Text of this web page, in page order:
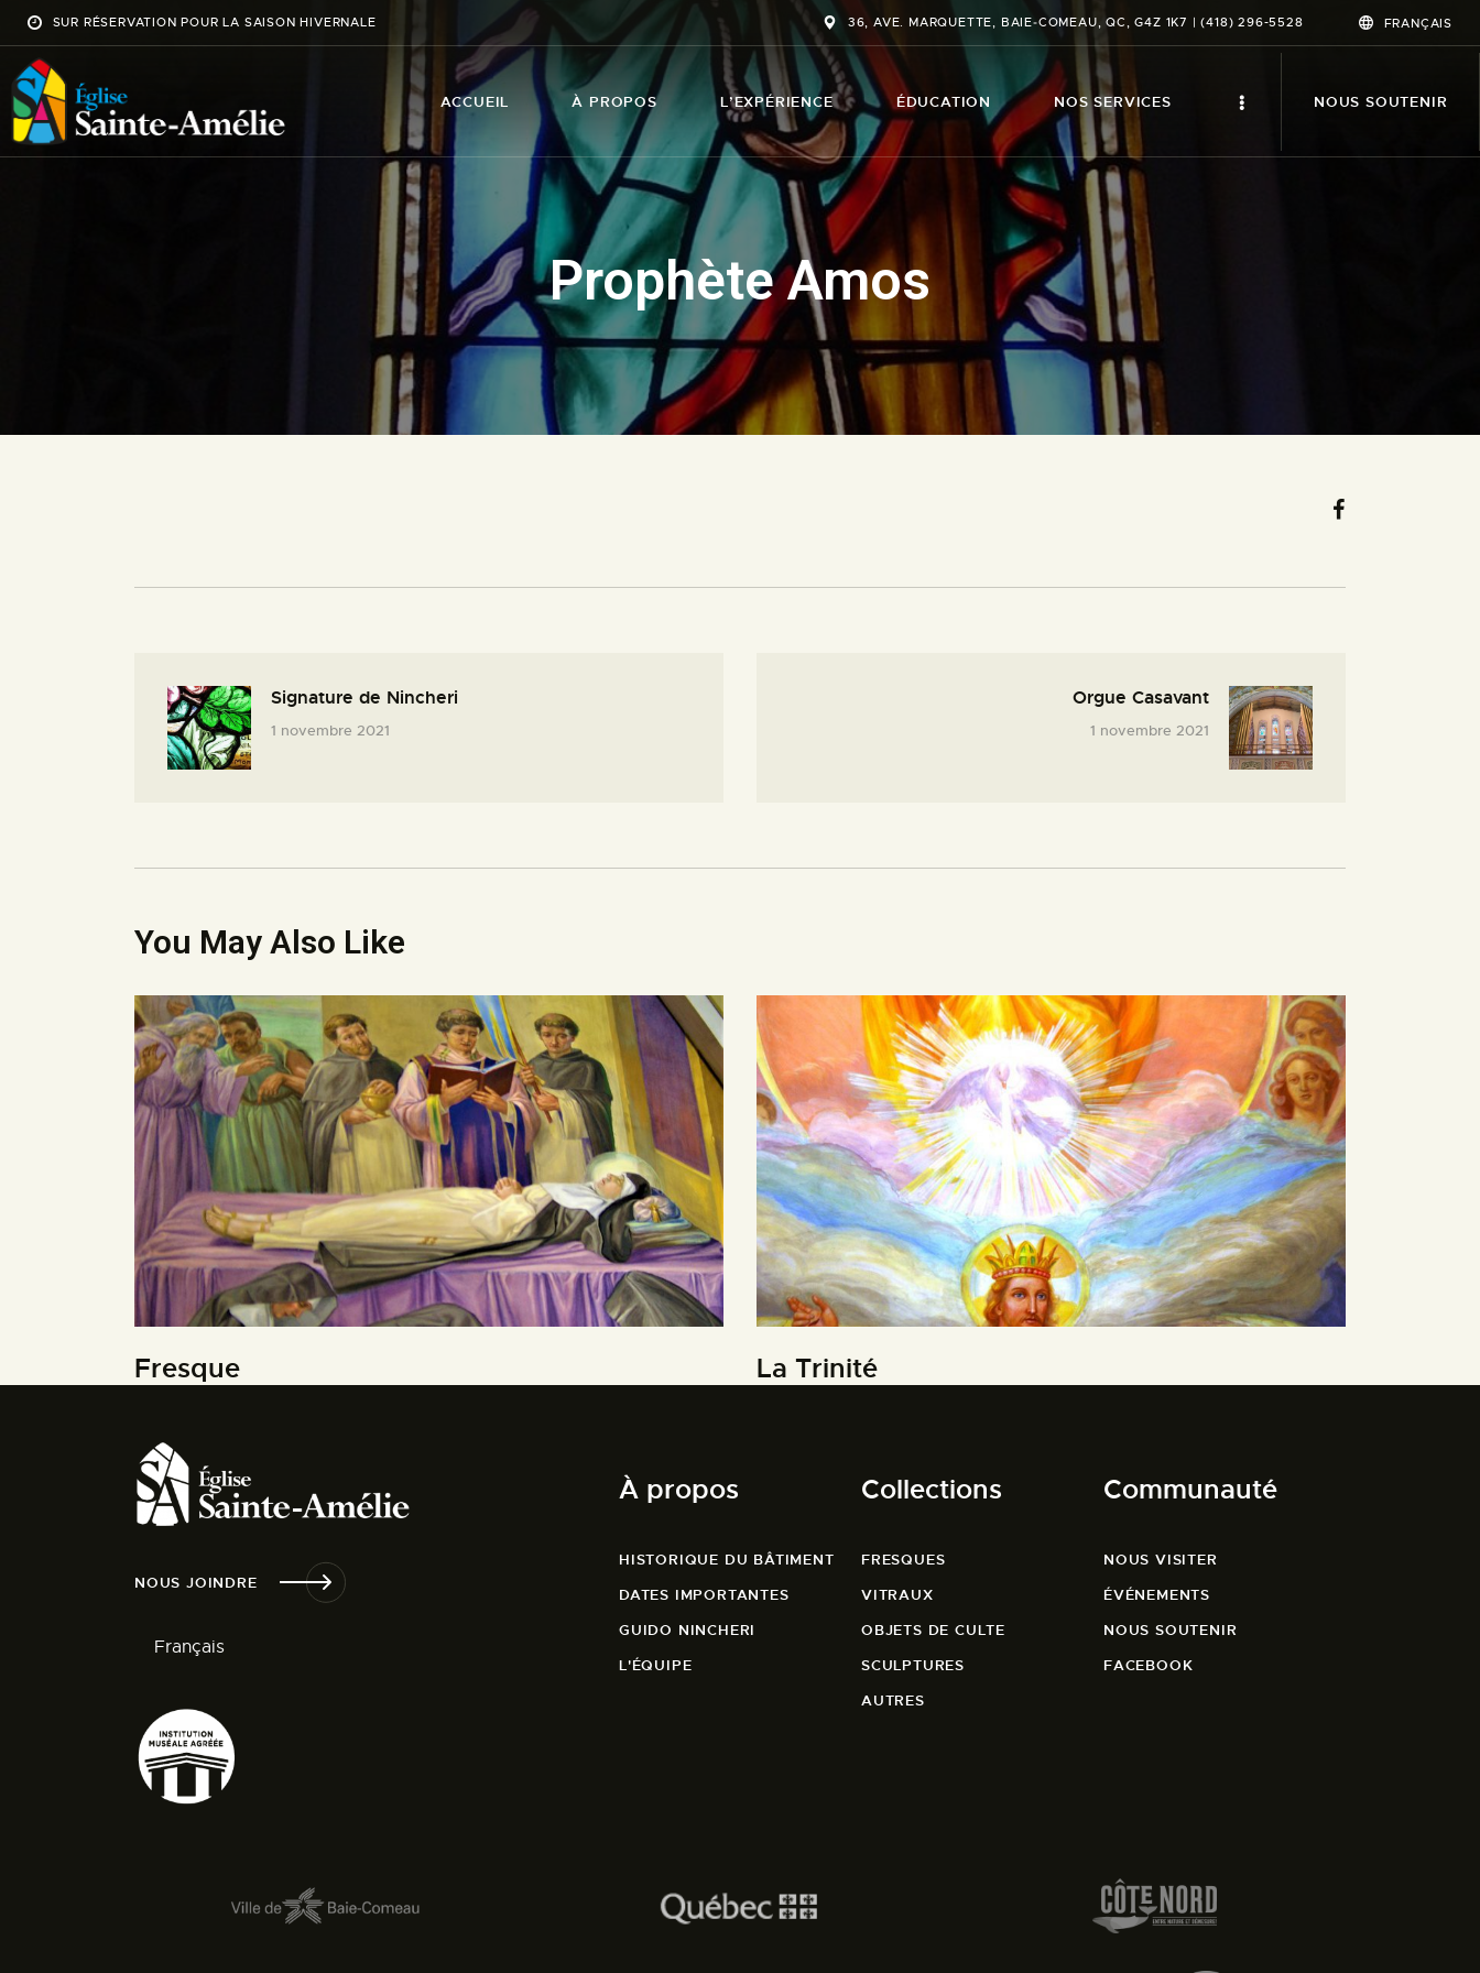
SUR RÉSERVATION POUR LA SAISON HIVERNALE 36, AVE. MARQUETTE, BAIE‑COMEAU, QC, G4Z 1K7 | (418) 296-5528 FRANÇAIS
ACCUEIL À PROPOS L’EXPÉRIENCE ÉDUCATION NOS SERVICES NOUS SOUTENIR
Prophète Amos
ÉGLISE SAINTE-AMÉLIE
ACCUEIL
À PROPOS
L’EXPÉRIENCE
LES COLLECTIONS
NOS SERVICES
NOUS JOINDRE
NOUS SOUTENIR
Signature de Nincheri
1 novembre 2021
Orgue Casavant
1 novembre 2021
You May Also Like
Fresque La Trinité
NOUS JOINDRE
Français
À propos
HISTORIQUE DU BÂTIMENT
DATES IMPORTANTES
GUIDO NINCHERI
L'ÉQUIPE
Collections
FRESQUES
VITRAUX
OBJETS DE CULTE
SCULPTURES
AUTRES
Communauté
NOUS VISITER
ÉVÉNEMENTS
NOUS SOUTENIR
FACEBOOK